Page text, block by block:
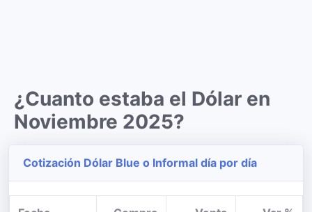
¿Cuanto estaba el Dólar en
Noviembre 2025?
Cotización Dólar Blue o Informal día por día